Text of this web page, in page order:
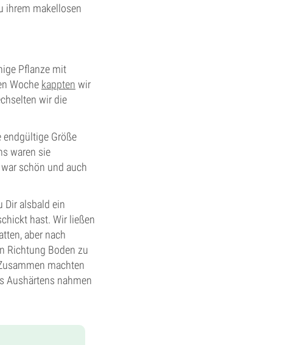
ihrem makellosen
Pflanze mit
Woche kappten wir
wir die
endgültige Größe
waren sie
schön und auch
Dir alsbald ein
hast. Wir ließen
aber nach
Richtung Boden zu
machten
Aushärtens nahmen